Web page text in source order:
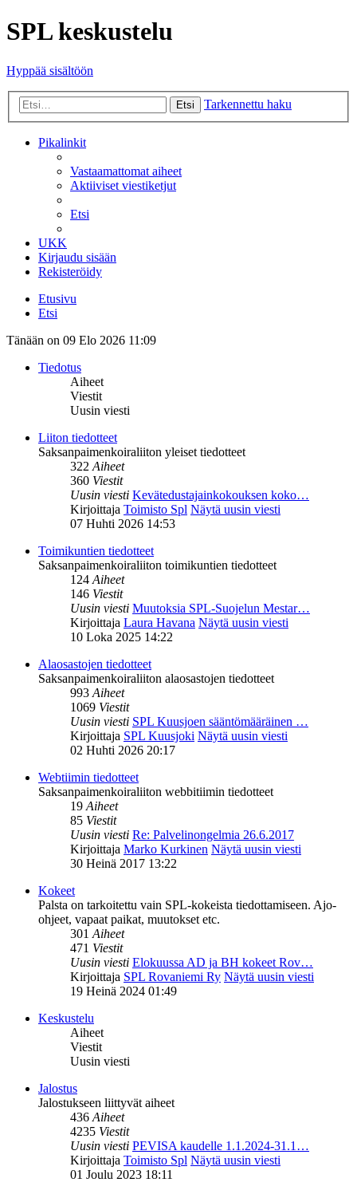
SPL keskustelu
Hyppää sisältöön
Etsi Tarkennettu haku
Pikalinkit
Vastaamattomat aiheet
Aktiiviset viestiketjut
Etsi
UKK
Kirjaudu sisään
Rekisteröidy
Etusivu
Etsi
Tänään on 09 Elo 2026 11:09
Tiedotus
Aiheet
Viestit
Uusin viesti
Liiton tiedotteet
Saksanpaimenkoiraliiton yleiset tiedotteet
322Aiheet
360 Viestit
Uusin viesti Kevätedustajainkokouksen koko…
Kirjoittaja Toimisto Spl Näytä uusin viesti
07 Huhti 2026 14:53
Toimikuntien tiedotteet
Saksanpaimenkoiraliiton toimikuntien tiedotteet
124Aiheet
146 Viestit
Uusin viesti Muutoksia SPL-Suojelun Mestar…
Kirjoittaja Laura Havana Näytä uusin viesti
10 Loka 2025 14:22
Alaosastojen tiedotteet
Saksanpaimenkoiraliiton alaosastojen tiedotteet
993Aiheet
1069 Viestit
Uusin viesti SPL Kuusjoen sääntömääräinen …
Kirjoittaja SPL Kuusjoki Näytä uusin viesti
02 Huhti 2026 20:17
Webtiimin tiedotteet
Saksanpaimenkoiraliiton webbitiimin tiedotteet
19Aiheet
85 Viestit
Uusin viesti Re: Palvelinongelmia 26.6.2017
Kirjoittaja Marko Kurkinen Näytä uusin viesti
30 Heinä 2017 13:22
Kokeet
Palsta on tarkoitettu vain SPL-kokeista tiedottamiseen. Ajo-
ohjeet, vapaat paikat, muutokset etc.
301Aiheet
471 Viestit
Uusin viesti Elokuussa AD ja BH kokeet Rov…
Kirjoittaja SPL Rovaniemi Ry Näytä uusin viesti
19 Heinä 2024 01:49
Keskustelu
Aiheet
Viestit
Uusin viesti
Jalostus
Jalostukseen liittyvät aiheet
436Aiheet
4235 Viestit
Uusin viesti PEVISA kaudelle 1.1.2024-31.1…
Kirjoittaja Toimisto Spl Näytä uusin viesti
01 Joulu 2023 18:11